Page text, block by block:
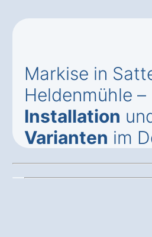
Markise in
Heldenmühle –
Installation
Varianten im